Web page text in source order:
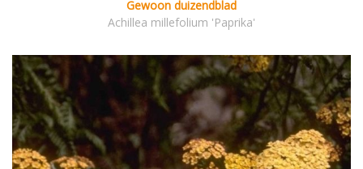
Gewoon duizendblad
Achillea millefolium 'Paprika'